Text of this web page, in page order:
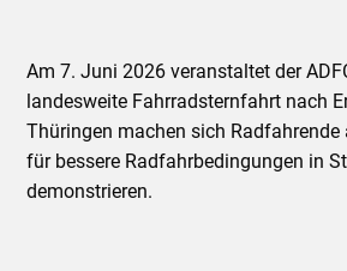
Am 7. Juni 2026 veranstaltet der
landesweite Fahrradsternfahrt nach
Thüringen machen sich Radfahrende
für bessere Radfahrbedingungen in
demonstrieren.